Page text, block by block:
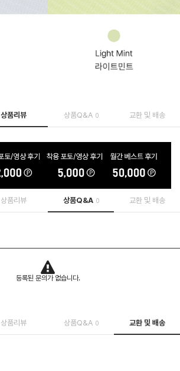
상품리뷰 상품Q&A 0 교환 및 배송
상품리뷰 상품Q&A 0 교환 및 배송
등록된 문의가 없습니다.
상품리뷰 상품Q&A 0 교환 및 배송